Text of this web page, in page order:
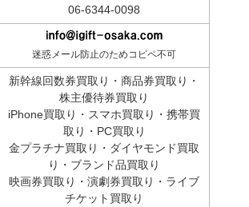
06-6344-0098
迷惑メール防止のためコピペ不可
新幹線回数券買取り・商品券買取り・
株主優待券買取り
iPhone買取り・スマホ買取り・携帯買
取り・PC買取り
金プラチナ買取り・ダイヤモンド買取
り・ブランド品買取り
映画券買取り・演劇券買取り・ライブ
チケット買取り